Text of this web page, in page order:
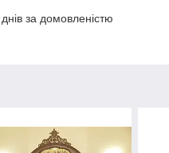
за домовленістю